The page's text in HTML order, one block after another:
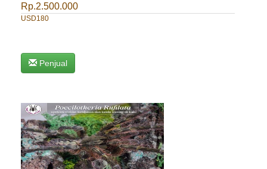
Rp.2.500.000
USD180
Penjual